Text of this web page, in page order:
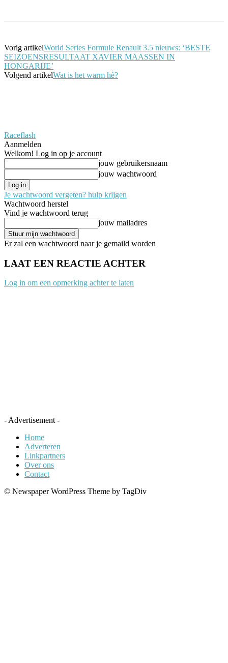
Vorig artikelWorld Series Formule Renault 3.5 nieuws: ‘BESTE
SEIZOENSRESULTAAT XAVIER MAASSEN IN
HONGARIJE’
Volgend artikelWat is het warm hè?
Raceflash
Aanmelden
Welkom! Log in op je account
jouw gebruikersnaam
jouw wachtwoord
Je wachtwoord vergeten? hulp krijgen
Wachtwoord herstel
Vind je wachtwoord terug
jouw mailadres
Er zal een wachtwoord naar je gemaild worden
LAAT EEN REACTIE ACHTER
Log in om een opmerking achter te laten
- Advertisement -
Home
Adverteren
Linkpartners
Over ons
Contact
© Newspaper WordPress Theme by TagDiv